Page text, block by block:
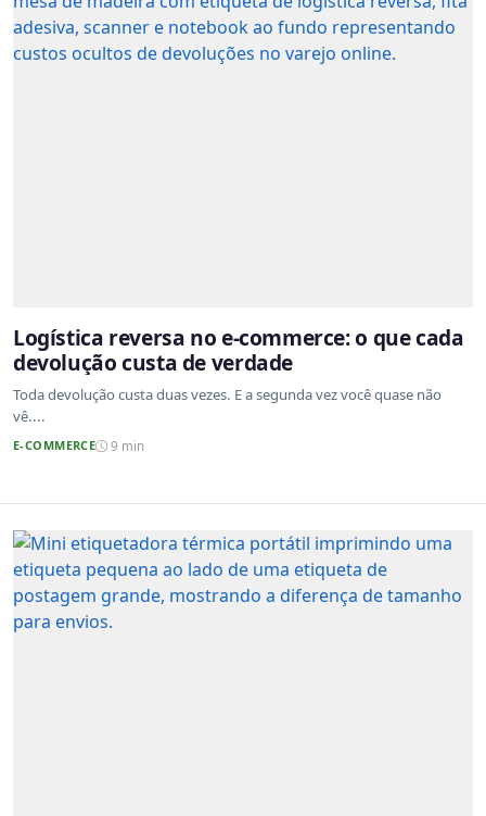
Logística reversa no e-commerce: o que cada
devolução custa de verdade
Toda devolução custa duas vezes. E a segunda vez você quase não
vê....
E-COMMERCE 9 min